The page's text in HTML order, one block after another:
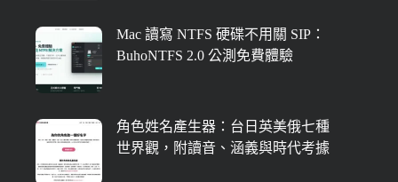
Mac 讀寫 NTFS 硬碟不用關 SIP：
BuhoNTFS 2.0 公測免費體驗
角色姓名產生器：台日英美俄七種
世界觀，附讀音、涵義與時代考據